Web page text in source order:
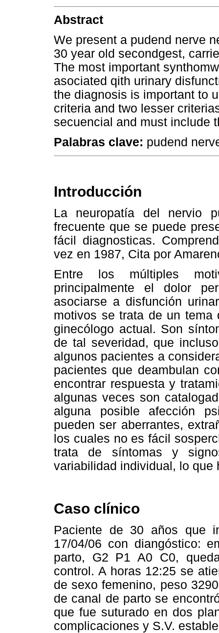
Abstract
We present a pudend nerve
30 year old secondgest,
The most important
asociated qith urinary
the diagnosis is important to
criteria and two lesser
secuencial and must include
Palabras clave: pudend
Introducción
La neuropatía del nervio
frecuente que se puede
fácil diagnosticas.
vez en 1987, Cita por
Entre los múltiples
principalmente el dolor
asociarse a disfunción
motivos se trata de un tema
ginecólogo actual. Son
de tal severidad, que
algunos pacientes a
pacientes que deambulan
encontrar respuesta y
algunas veces son
alguna posible afección
pueden ser aberrantes,
los cuales no es fácil
trata de síntomas y
variabilidad individual, lo
Caso clínico
Paciente de 30 años que
17/04/06 con diangóstico:
parto, G2 P1 A0 C0,
control. A horas 12:25 se
de sexo femenino, peso
de canal de parto se
que fue suturado en dos
complicaciones y S.V.